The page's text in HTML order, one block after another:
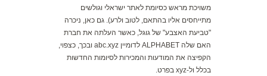
משויכת מראש כסיומת לאתר ישראלי וגולשים
מתייחסים אליו בהתאם, לטוב ולרע). גם כאן, ניכרה
"טביעת האצבע" של גוגל, כאשר העלתה את חברת
האם שלה ALPHABET לדומיין abc.xyz ובכך, כצפוי,
הקפיצה את המודעות והמכירות לסיומות החדשות
בכלל ול-xyz בפרט.